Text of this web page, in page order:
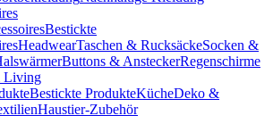
Bestickte
HeadwearTaschen & RucksäckeSocken &
Buttons & AnsteckerRegenschirme
Living
Bestickte ProdukteKücheDeko &
Haustier-Zubehör